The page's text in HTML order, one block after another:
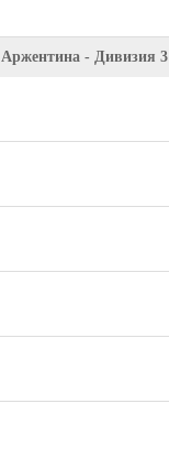
Аржентина - Дивизия 3